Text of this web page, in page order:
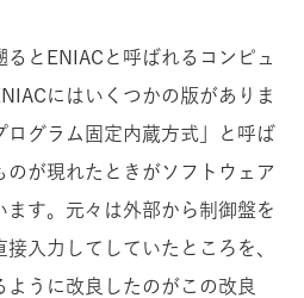
とENIACと呼ばれるコンピュ
にはいくつかの版がありま
ログラム固定内蔵方式」と呼ば
のが現れたときがソフトウェア
ます。元々は外部から制御盤を
入力してしていたところを、
ように改良したのがこの改良